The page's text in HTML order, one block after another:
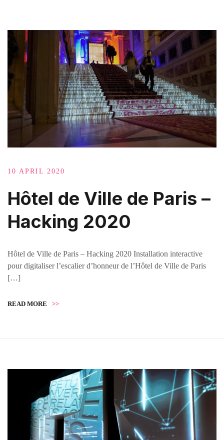
10 APRIL 2020
Hôtel de Ville de Paris –
Hacking 2020
Hôtel de Ville de Paris – Hacking 2020 Installation interactive
pour digitaliser l’escalier d’honneur de l’Hôtel de Ville de Paris
[…]
READ MORE >>